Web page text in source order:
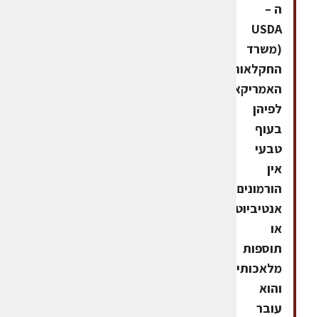
ה –
USDA
(משרד
החקלאות
האמריקאי),
לפיהן
בעוף
טבעי
אין
הורמונים,
אנטיביוטיקה
או
תוספות
מלאכותיות,
והוא
עובר